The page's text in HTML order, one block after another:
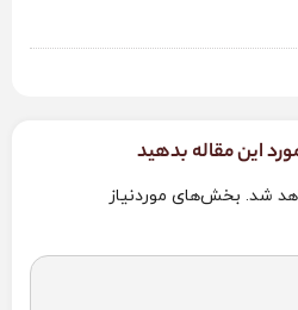
این مقاله بدهید
شد. بخش‌های موردنیاز